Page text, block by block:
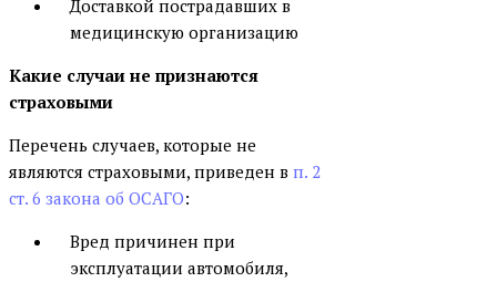
Доставкой пострадавших в
медицинскую организацию
Какие случаи не признаются
страховыми
Перечень случаев, которые не
являются страховыми, приведен в п. 2
ст. 6 закона об ОСАГО:
Вред причинен при
эксплуатации автомобиля,